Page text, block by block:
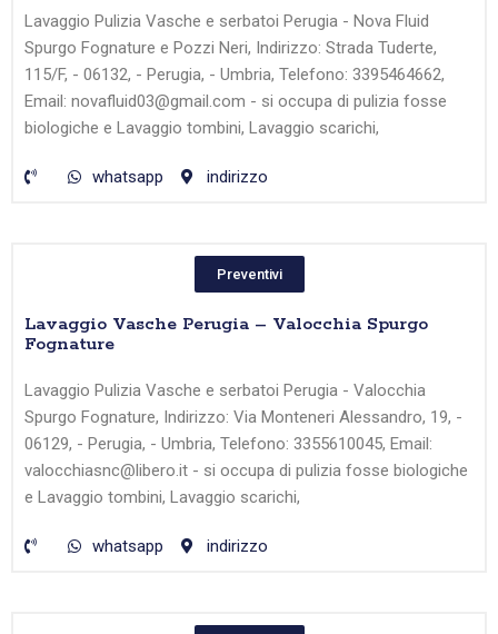
Lavaggio Pulizia Vasche e serbatoi Perugia - Nova Fluid
Spurgo Fognature e Pozzi Neri, Indirizzo: Strada Tuderte,
115/F, - 06132, - Perugia, - Umbria, Telefono: 3395464662,
Email: novafluid03@gmail.com - si occupa di pulizia fosse
biologiche e Lavaggio tombini, Lavaggio scarichi,
whatsapp indirizzo
Preventivi
Lavaggio Vasche Perugia – Valocchia Spurgo
Fognature
Lavaggio Pulizia Vasche e serbatoi Perugia - Valocchia
Spurgo Fognature, Indirizzo: Via Monteneri Alessandro, 19, -
06129, - Perugia, - Umbria, Telefono: 3355610045, Email:
valocchiasnc@libero.it - si occupa di pulizia fosse biologiche
e Lavaggio tombini, Lavaggio scarichi,
whatsapp indirizzo